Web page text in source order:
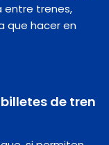
entre trenes,
que hacer en
de tren